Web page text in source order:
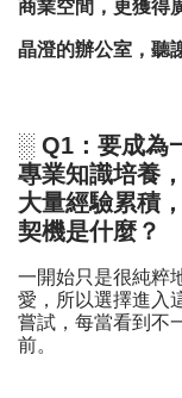
商業空間，更獲得
晶澄的辦公室，聽
░ Q1：要成為
專業知識培養
大量經驗累積
契機是什麼？
一開始只是很純粹
愛，所以選擇進入
嘗試，每當看到不
前。